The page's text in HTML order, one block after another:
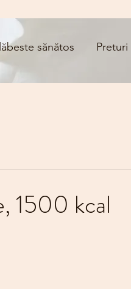
sănătos Preturi
1500 kcal